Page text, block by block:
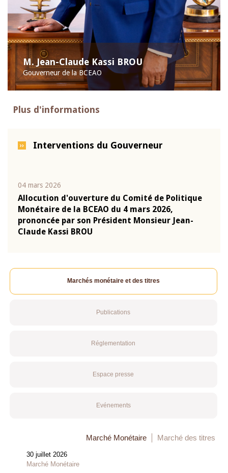
M. Jean-Claude Kassi BROU
Gouverneur de la BCEAO
Plus d'informations
Interventions du Gouverneur
04 mars 2026
Allocution d'ouverture du Comité de Politique
Monétaire de la BCEAO du 4 mars 2026,
prononcée par son Président Monsieur Jean-
Claude Kassi BROU
Marchés monétaire et des titres
Publications
Réglementation
Espace presse
Evénements
Marché Monétaire Marché des titres
30 juillet 2026
Marché Monétaire